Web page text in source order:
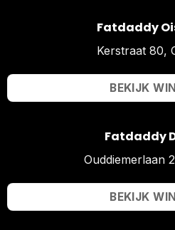
Fatdaddy
Kerstraat 80,
BEKIJK
Fatdaddy
Ouddiemerlaan
BEKIJK